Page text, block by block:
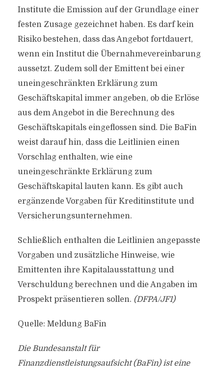
Institute die Emission auf der Grundlage einer
festen Zusage gezeichnet haben. Es darf kein
Risiko bestehen, dass das Angebot fortdauert,
wenn ein Institut die Übernahmevereinbarung
aussetzt. Zudem soll der Emittent bei einer
uneingeschränkten Erklärung zum
Geschäftskapital immer angeben, ob die Erlöse
aus dem Angebot in die Berechnung des
Geschäftskapitals eingeflossen sind. Die BaFin
weist darauf hin, dass die Leitlinien einen
Vorschlag enthalten, wie eine
uneingeschränkte Erklärung zum
Geschäftskapital lauten kann. Es gibt auch
ergänzende Vorgaben für Kreditinstitute und
Versicherungsunternehmen.
Schließlich enthalten die Leitlinien angepasste
Vorgaben und zusätzliche Hinweise, wie
Emittenten ihre Kapitalausstattung und
Verschuldung berechnen und die Angaben im
Prospekt präsentieren sollen. (DFPA/JF1)
Quelle: Meldung BaFin
Die Bundesanstalt für
Finanzdienstleistungsaufsicht (BaFin) ist eine